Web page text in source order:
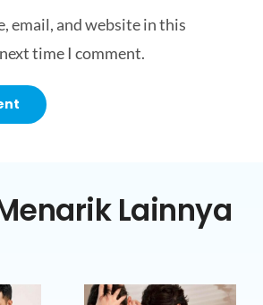
email, and website in this
time I comment.
Lainnya